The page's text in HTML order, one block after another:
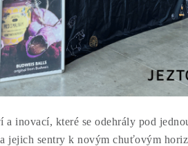
inovací, které se odehrály pod
jejich sentry k novým chuťovým